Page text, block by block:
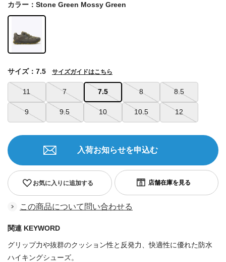
カラー：Stone Green Mossy Green
11 7 7.5 8 8.5
9 9.5 10 10.5 12
サイズ：7.5 サイズガイドはこちら
お気に入りに追加する
入荷お知らせを申込む
この商品について問い合わせる
関連 KEYWORD
グリップ力や抜群のクッション性と反発力、快適性に優れた防水
ハイキングシューズ。